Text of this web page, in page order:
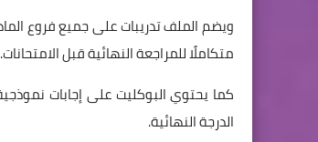
ويضم الملف تدريبات على جميع فروع
متكاملًا للمراجعة النهائية قبل الامتحانات.
كما يحتوي البوكليت على إجابات
الدرجة النهائية.